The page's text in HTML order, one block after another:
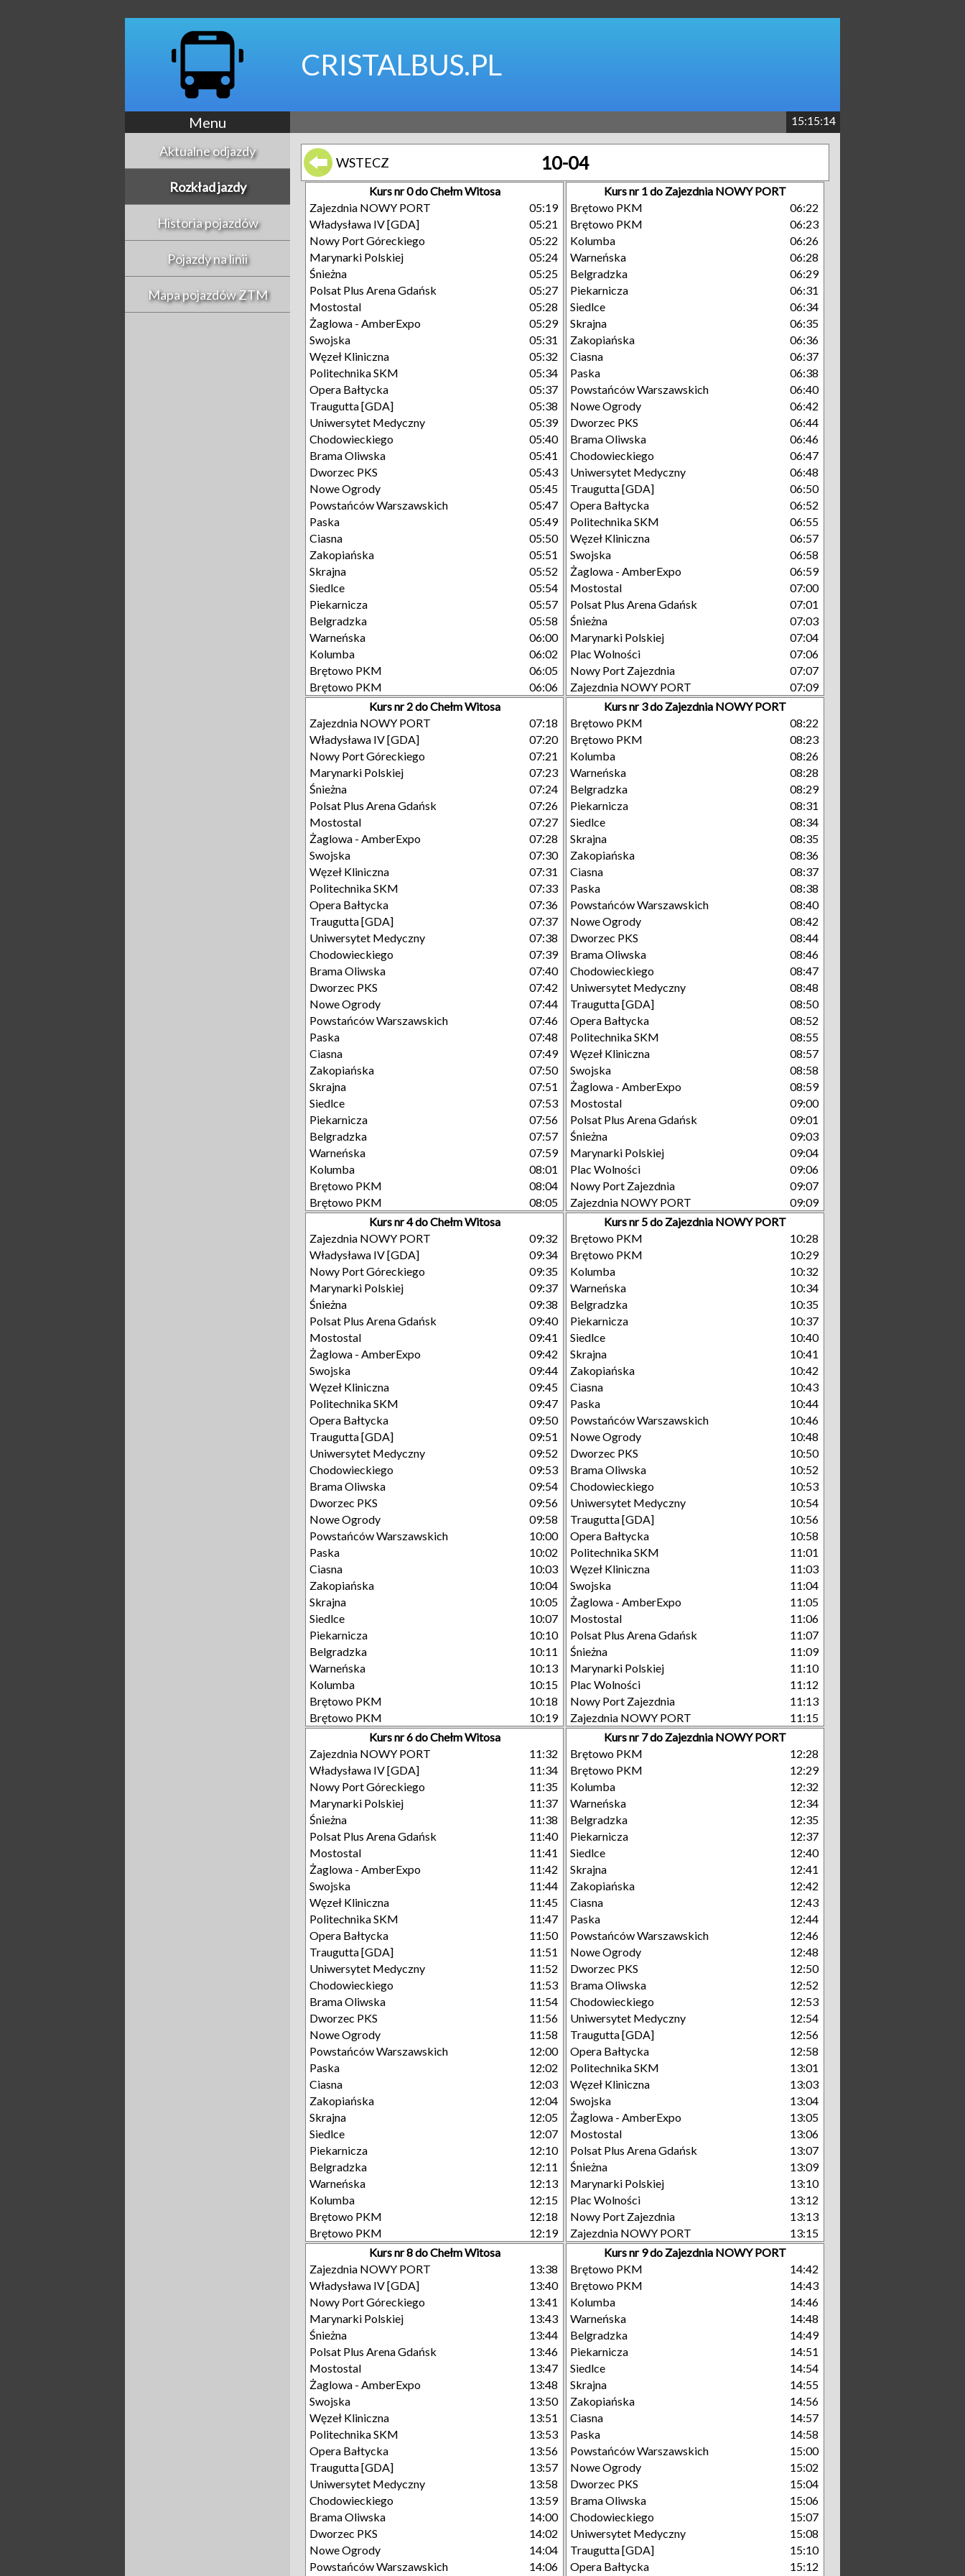
CRISTALBUS.PL
Menu 15:15:15
Aktualne odjazdy
Rozkład jazdy
Historia pojazdów
Pojazdy na linii
Mapa pojazdów ZTM
WSTECZ 10-04
Kurs nr 0 do Chełm Witosa
Zajezdnia NOWY PORT
05:19
Władysława IV [GDA]
05:21
Nowy Port Góreckiego
05:22
Marynarki Polskiej
05:24
Śnieżna
05:25
Polsat Plus Arena Gdańsk
05:27
Mostostal
05:28
Żaglowa - AmberExpo
05:29
Swojska
05:31
Węzeł Kliniczna
05:32
Politechnika SKM
05:34
Opera Bałtycka
05:37
Traugutta [GDA]
05:38
Uniwersytet Medyczny
05:39
Chodowieckiego
05:40
Brama Oliwska
05:41
Dworzec PKS
05:43
Nowe Ogrody
05:45
Powstańców Warszawskich
05:47
Paska
05:49
Ciasna
05:50
Zakopiańska
05:51
Skrajna
05:52
Siedlce
05:54
Piekarnicza
05:57
Belgradzka
05:58
Warneńska
06:00
Kolumba
06:02
Brętowo PKM
06:05
Brętowo PKM
06:06
Kurs nr 1 do Zajezdnia NOWY PORT
Brętowo PKM
06:22
Brętowo PKM
06:23
Kolumba
06:26
Warneńska
06:28
Belgradzka
06:29
Piekarnicza
06:31
Siedlce
06:34
Skrajna
06:35
Zakopiańska
06:36
Ciasna
06:37
Paska
06:38
Powstańców Warszawskich
06:40
Nowe Ogrody
06:42
Dworzec PKS
06:44
Brama Oliwska
06:46
Chodowieckiego
06:47
Uniwersytet Medyczny
06:48
Traugutta [GDA]
06:50
Opera Bałtycka
06:52
Politechnika SKM
06:55
Węzeł Kliniczna
06:57
Swojska
06:58
Żaglowa - AmberExpo
06:59
Mostostal
07:00
Polsat Plus Arena Gdańsk
07:01
Śnieżna
07:03
Marynarki Polskiej
07:04
Plac Wolności
07:06
Nowy Port Zajezdnia
07:07
Zajezdnia NOWY PORT
07:09
Kurs nr 2 do Chełm Witosa
Zajezdnia NOWY PORT
07:18
Władysława IV [GDA]
07:20
Nowy Port Góreckiego
07:21
Marynarki Polskiej
07:23
Śnieżna
07:24
Polsat Plus Arena Gdańsk
07:26
Mostostal
07:27
Żaglowa - AmberExpo
07:28
Swojska
07:30
Węzeł Kliniczna
07:31
Politechnika SKM
07:33
Opera Bałtycka
07:36
Traugutta [GDA]
07:37
Uniwersytet Medyczny
07:38
Chodowieckiego
07:39
Brama Oliwska
07:40
Dworzec PKS
07:42
Nowe Ogrody
07:44
Powstańców Warszawskich
07:46
Paska
07:48
Ciasna
07:49
Zakopiańska
07:50
Skrajna
07:51
Siedlce
07:53
Piekarnicza
07:56
Belgradzka
07:57
Warneńska
07:59
Kolumba
08:01
Brętowo PKM
08:04
Brętowo PKM
08:05
Kurs nr 3 do Zajezdnia NOWY PORT
Brętowo PKM
08:22
Brętowo PKM
08:23
Kolumba
08:26
Warneńska
08:28
Belgradzka
08:29
Piekarnicza
08:31
Siedlce
08:34
Skrajna
08:35
Zakopiańska
08:36
Ciasna
08:37
Paska
08:38
Powstańców Warszawskich
08:40
Nowe Ogrody
08:42
Dworzec PKS
08:44
Brama Oliwska
08:46
Chodowieckiego
08:47
Uniwersytet Medyczny
08:48
Traugutta [GDA]
08:50
Opera Bałtycka
08:52
Politechnika SKM
08:55
Węzeł Kliniczna
08:57
Swojska
08:58
Żaglowa - AmberExpo
08:59
Mostostal
09:00
Polsat Plus Arena Gdańsk
09:01
Śnieżna
09:03
Marynarki Polskiej
09:04
Plac Wolności
09:06
Nowy Port Zajezdnia
09:07
Zajezdnia NOWY PORT
09:09
Kurs nr 4 do Chełm Witosa
Zajezdnia NOWY PORT
09:32
Władysława IV [GDA]
09:34
Nowy Port Góreckiego
09:35
Marynarki Polskiej
09:37
Śnieżna
09:38
Polsat Plus Arena Gdańsk
09:40
Mostostal
09:41
Żaglowa - AmberExpo
09:42
Swojska
09:44
Węzeł Kliniczna
09:45
Politechnika SKM
09:47
Opera Bałtycka
09:50
Traugutta [GDA]
09:51
Uniwersytet Medyczny
09:52
Chodowieckiego
09:53
Brama Oliwska
09:54
Dworzec PKS
09:56
Nowe Ogrody
09:58
Powstańców Warszawskich
10:00
Paska
10:02
Ciasna
10:03
Zakopiańska
10:04
Skrajna
10:05
Siedlce
10:07
Piekarnicza
10:10
Belgradzka
10:11
Warneńska
10:13
Kolumba
10:15
Brętowo PKM
10:18
Brętowo PKM
10:19
Kurs nr 5 do Zajezdnia NOWY PORT
Brętowo PKM
10:28
Brętowo PKM
10:29
Kolumba
10:32
Warneńska
10:34
Belgradzka
10:35
Piekarnicza
10:37
Siedlce
10:40
Skrajna
10:41
Zakopiańska
10:42
Ciasna
10:43
Paska
10:44
Powstańców Warszawskich
10:46
Nowe Ogrody
10:48
Dworzec PKS
10:50
Brama Oliwska
10:52
Chodowieckiego
10:53
Uniwersytet Medyczny
10:54
Traugutta [GDA]
10:56
Opera Bałtycka
10:58
Politechnika SKM
11:01
Węzeł Kliniczna
11:03
Swojska
11:04
Żaglowa - AmberExpo
11:05
Mostostal
11:06
Polsat Plus Arena Gdańsk
11:07
Śnieżna
11:09
Marynarki Polskiej
11:10
Plac Wolności
11:12
Nowy Port Zajezdnia
11:13
Zajezdnia NOWY PORT
11:15
Kurs nr 6 do Chełm Witosa
Zajezdnia NOWY PORT
11:32
Władysława IV [GDA]
11:34
Nowy Port Góreckiego
11:35
Marynarki Polskiej
11:37
Śnieżna
11:38
Polsat Plus Arena Gdańsk
11:40
Mostostal
11:41
Żaglowa - AmberExpo
11:42
Swojska
11:44
Węzeł Kliniczna
11:45
Politechnika SKM
11:47
Opera Bałtycka
11:50
Traugutta [GDA]
11:51
Uniwersytet Medyczny
11:52
Chodowieckiego
11:53
Brama Oliwska
11:54
Dworzec PKS
11:56
Nowe Ogrody
11:58
Powstańców Warszawskich
12:00
Paska
12:02
Ciasna
12:03
Zakopiańska
12:04
Skrajna
12:05
Siedlce
12:07
Piekarnicza
12:10
Belgradzka
12:11
Warneńska
12:13
Kolumba
12:15
Brętowo PKM
12:18
Brętowo PKM
12:19
Kurs nr 7 do Zajezdnia NOWY PORT
Brętowo PKM
12:28
Brętowo PKM
12:29
Kolumba
12:32
Warneńska
12:34
Belgradzka
12:35
Piekarnicza
12:37
Siedlce
12:40
Skrajna
12:41
Zakopiańska
12:42
Ciasna
12:43
Paska
12:44
Powstańców Warszawskich
12:46
Nowe Ogrody
12:48
Dworzec PKS
12:50
Brama Oliwska
12:52
Chodowieckiego
12:53
Uniwersytet Medyczny
12:54
Traugutta [GDA]
12:56
Opera Bałtycka
12:58
Politechnika SKM
13:01
Węzeł Kliniczna
13:03
Swojska
13:04
Żaglowa - AmberExpo
13:05
Mostostal
13:06
Polsat Plus Arena Gdańsk
13:07
Śnieżna
13:09
Marynarki Polskiej
13:10
Plac Wolności
13:12
Nowy Port Zajezdnia
13:13
Zajezdnia NOWY PORT
13:15
Kurs nr 8 do Chełm Witosa
Zajezdnia NOWY PORT
13:38
Władysława IV [GDA]
13:40
Nowy Port Góreckiego
13:41
Marynarki Polskiej
13:43
Śnieżna
13:44
Polsat Plus Arena Gdańsk
13:46
Mostostal
13:47
Żaglowa - AmberExpo
13:48
Swojska
13:50
Węzeł Kliniczna
13:51
Politechnika SKM
13:53
Opera Bałtycka
13:56
Traugutta [GDA]
13:57
Uniwersytet Medyczny
13:58
Chodowieckiego
13:59
Brama Oliwska
14:00
Dworzec PKS
14:02
Nowe Ogrody
14:04
Powstańców Warszawskich
14:06
Kurs nr 9 do Zajezdnia NOWY PORT
Brętowo PKM
14:42
Brętowo PKM
14:43
Kolumba
14:46
Warneńska
14:48
Belgradzka
14:49
Piekarnicza
14:51
Siedlce
14:54
Skrajna
14:55
Zakopiańska
14:56
Ciasna
14:57
Paska
14:58
Powstańców Warszawskich
15:00
Nowe Ogrody
15:02
Dworzec PKS
15:04
Brama Oliwska
15:06
Chodowieckiego
15:07
Uniwersytet Medyczny
15:08
Traugutta [GDA]
15:10
Opera Bałtycka
15:12